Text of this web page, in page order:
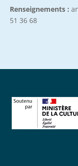
Renseignements :
51 36 68